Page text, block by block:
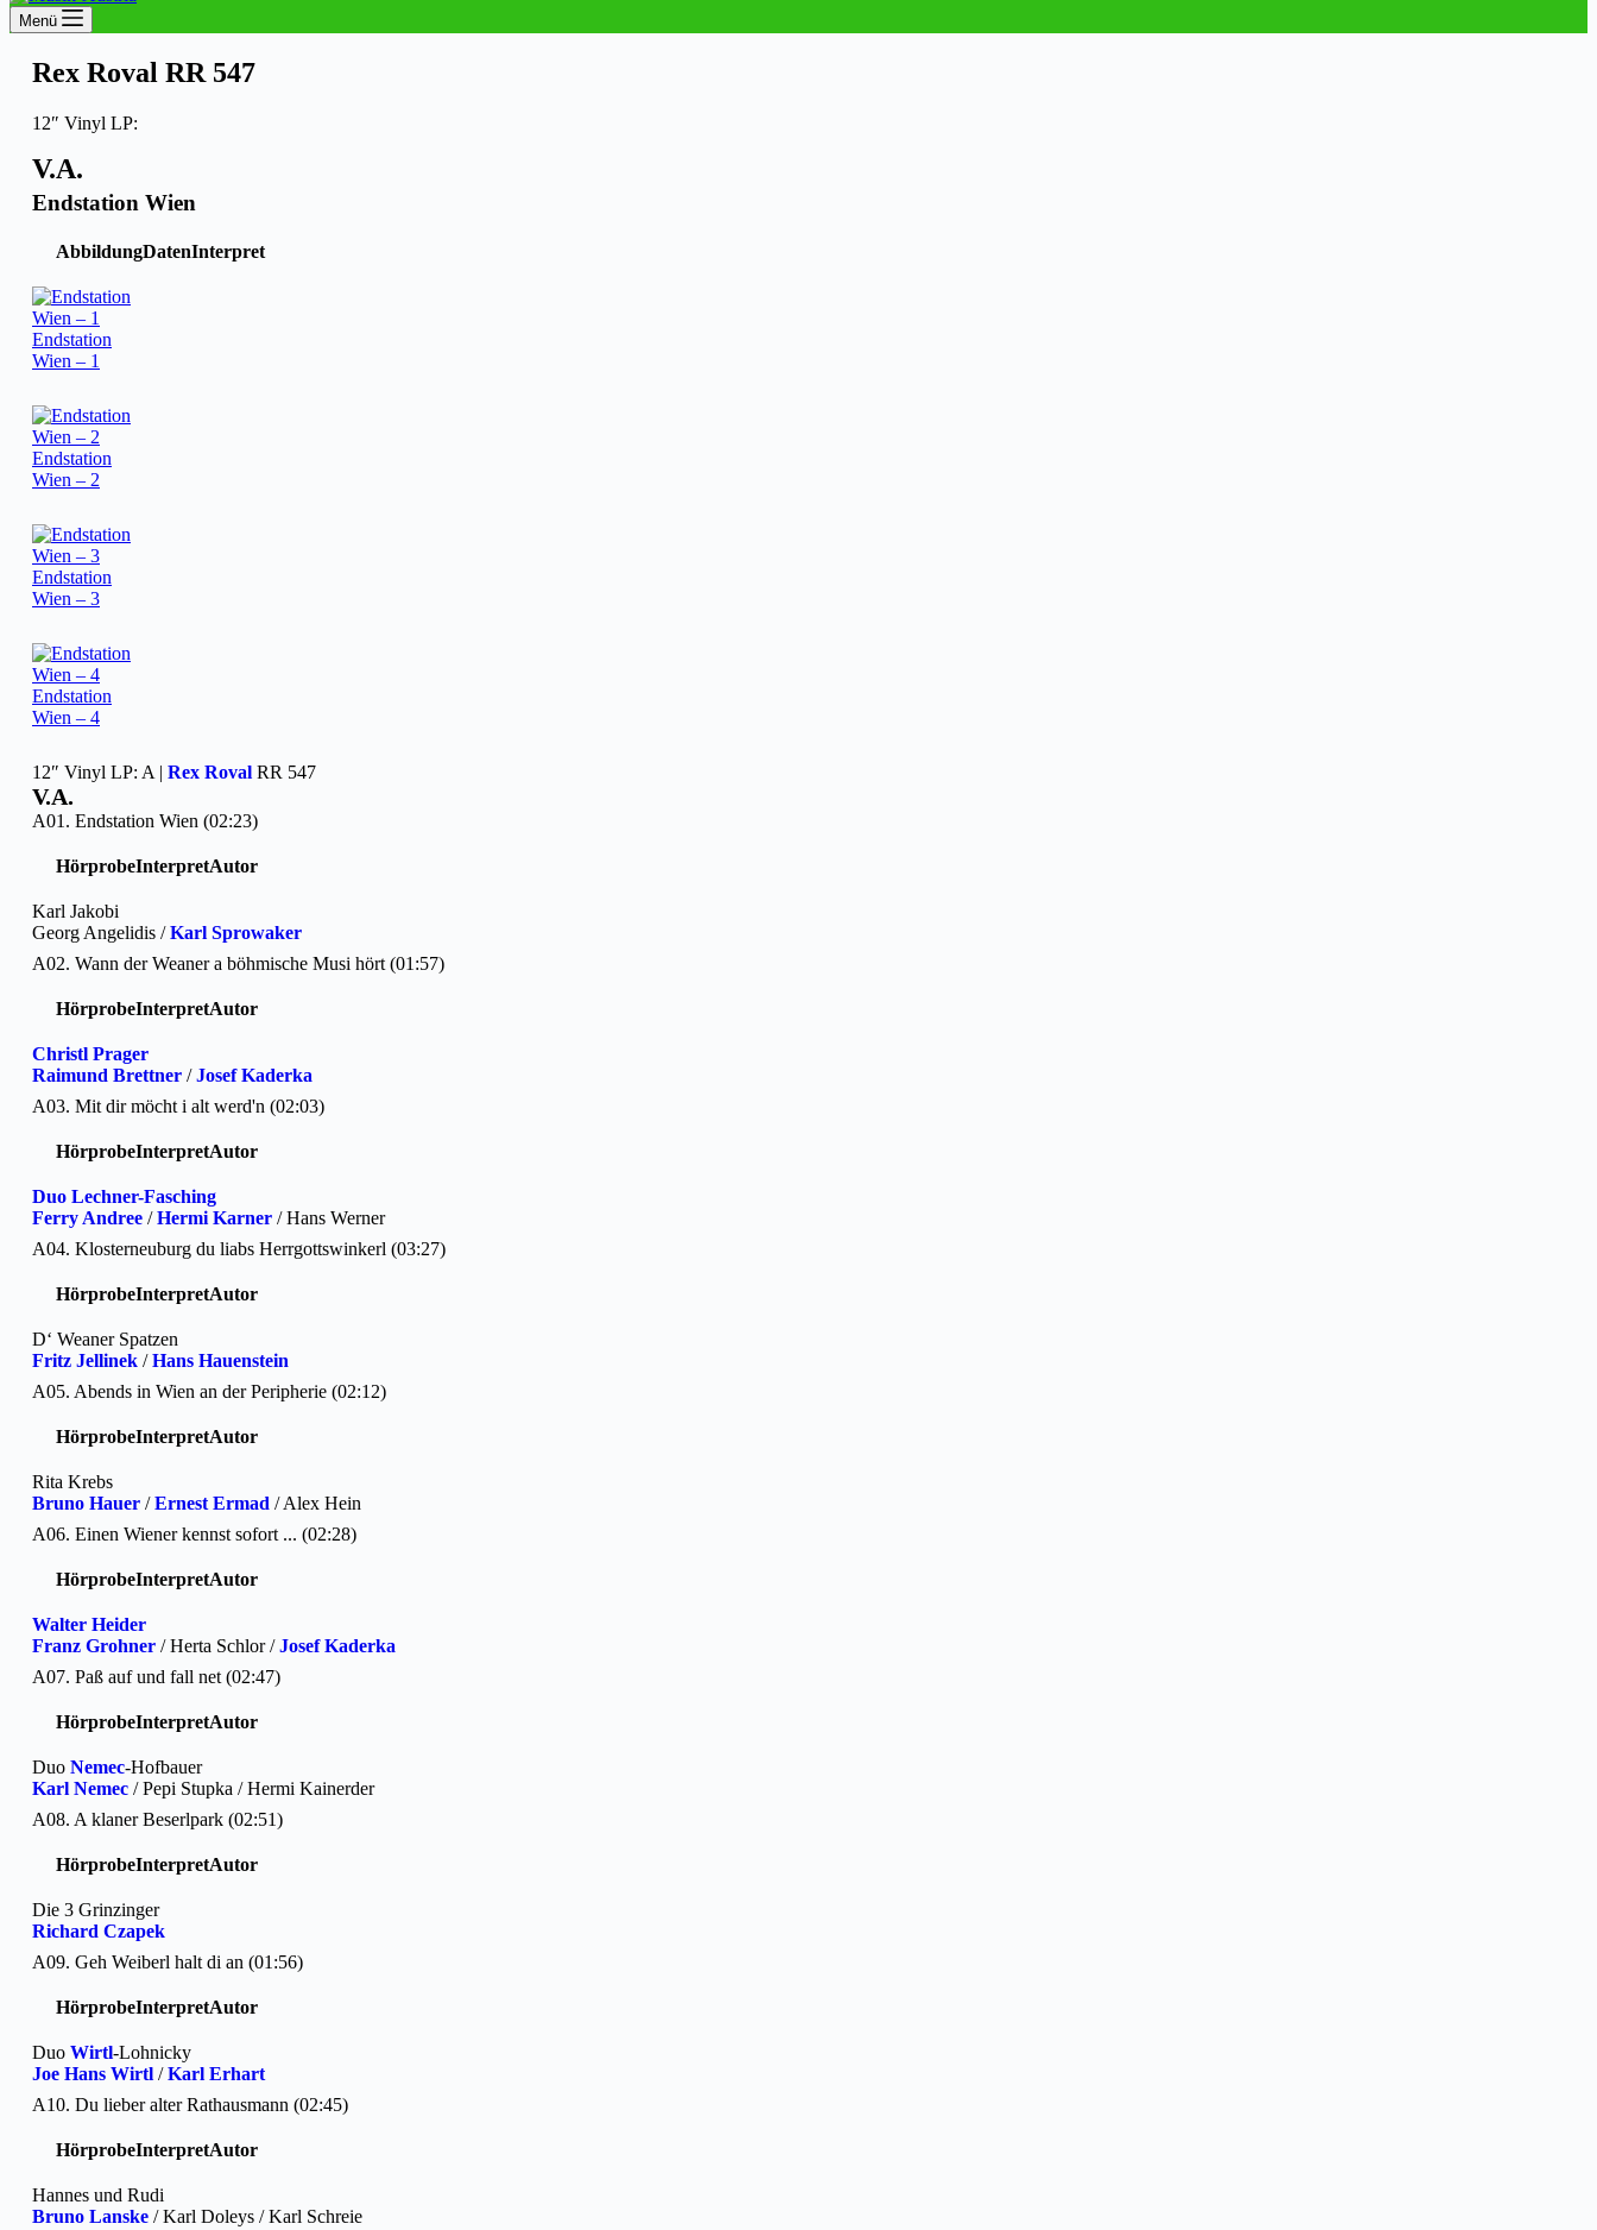
Menü
Rex Roval RR 547
12″ Vinyl LP:
V.A.
Endstation Wien
AbbildungDatenInterpret
Endstation
Wien – 1
Endstation
Wien – 2
Endstation
Wien – 3
Endstation
Wien – 4
12″ Vinyl LP: A | Rex Roval RR 547
V.A.
A01. Endstation Wien (02:23)
HörprobeInterpretAutor
Karl Jakobi
Georg Angelidis /Karl Sprowaker
A02. Wann der Weaner a böhmische Musi hört (01:57)
HörprobeInterpretAutor
Christl Prager
Raimund Brettner /Josef Kaderka
A03. Mit dir möcht i alt werd'n (02:03)
HörprobeInterpretAutor
Duo Lechner-Fasching
Ferry Andree /Hermi Karner / Hans Werner
A04. Klosterneuburg du liabs Herrgottswinkerl (03:27)
HörprobeInterpretAutor
D‘ Weaner Spatzen
Fritz Jellinek /Hans Hauenstein
A05. Abends in Wien an der Peripherie (02:12)
HörprobeInterpretAutor
Rita Krebs
Bruno Hauer /Ernest Ermad / Alex Hein
A06. Einen Wiener kennst sofort ... (02:28)
HörprobeInterpretAutor
Walter Heider
Franz Grohner / Herta Schlor /Josef Kaderka
A07. Paß auf und fall net (02:47)
HörprobeInterpretAutor
Duo Nemec-Hofbauer
Karl Nemec / Pepi Stupka / Hermi Kainerder
A08. A klaner Beserlpark (02:51)
HörprobeInterpretAutor
Die 3 Grinzinger
Richard Czapek
A09. Geh Weiberl halt di an (01:56)
HörprobeInterpretAutor
Duo Wirtl-Lohnicky
Joe Hans Wirtl /Karl Erhart
A10. Du lieber alter Rathausmann (02:45)
HörprobeInterpretAutor
Hannes und Rudi
Bruno Lanske / Karl Doleys / Karl Schreie